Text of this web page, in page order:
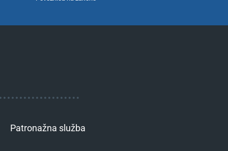
Patronažna služba